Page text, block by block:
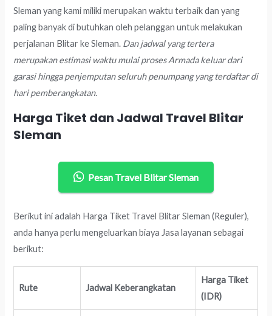
Sleman yang kami miliki merupakan waktu terbaik dan yang
paling banyak di butuhkan oleh pelanggan untuk melakukan
perjalanan Blitar ke Sleman. Dan jadwal yang tertera
merupakan estimasi waktu mulai proses Armada keluar dari
garasi hingga penjemputan seluruh penumpang yang terdaftar di
hari pemberangkatan.
Harga Tiket dan Jadwal Travel Blitar
Sleman
Pesan Travel Blitar Sleman
Berikut ini adalah Harga Tiket Travel Blitar Sleman (Reguler),
anda hanya perlu mengeluarkan biaya Jasa layanan sebagai
berikut:
Rute Jadwal Keberangkatan
Harga Tiket
(IDR)